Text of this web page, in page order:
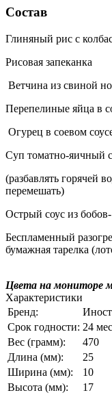
Состав
Глиняный рис с
Рисовая запеканка
Ветчина из свиной
Перепелиные яйца в
Огурец в соевом
Суп томатно-яичный
(разбавлять горячей
перемешать)
Острый соус из
Беспламенный
бумажная тарелка
Цвета на мониторе
Характеристики
Бренд:
Срок годности: 24
Вес (грамм):
470
Длина (мм):
25
Ширина (мм):
10
Высота (мм):
17